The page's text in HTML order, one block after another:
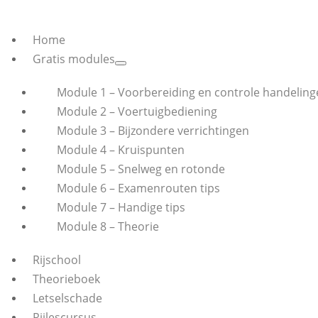
Home
Gratis modules
Module 1 – Voorbereiding en controle
Module 2 – Voertuigbediening
Module 3 – Bijzondere verrichtingen
Module 4 – Kruispunten
Module 5 – Snelweg en rotonde
Module 6 – Examenrouten tips
Module 7 – Handige tips
Module 8 – Theorie
Rijschool
Theorieboek
Letselschade